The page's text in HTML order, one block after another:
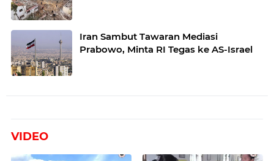
Iran Sambut Tawaran Mediasi
Prabowo, Minta RI Tegas ke AS-Israel
VIDEO